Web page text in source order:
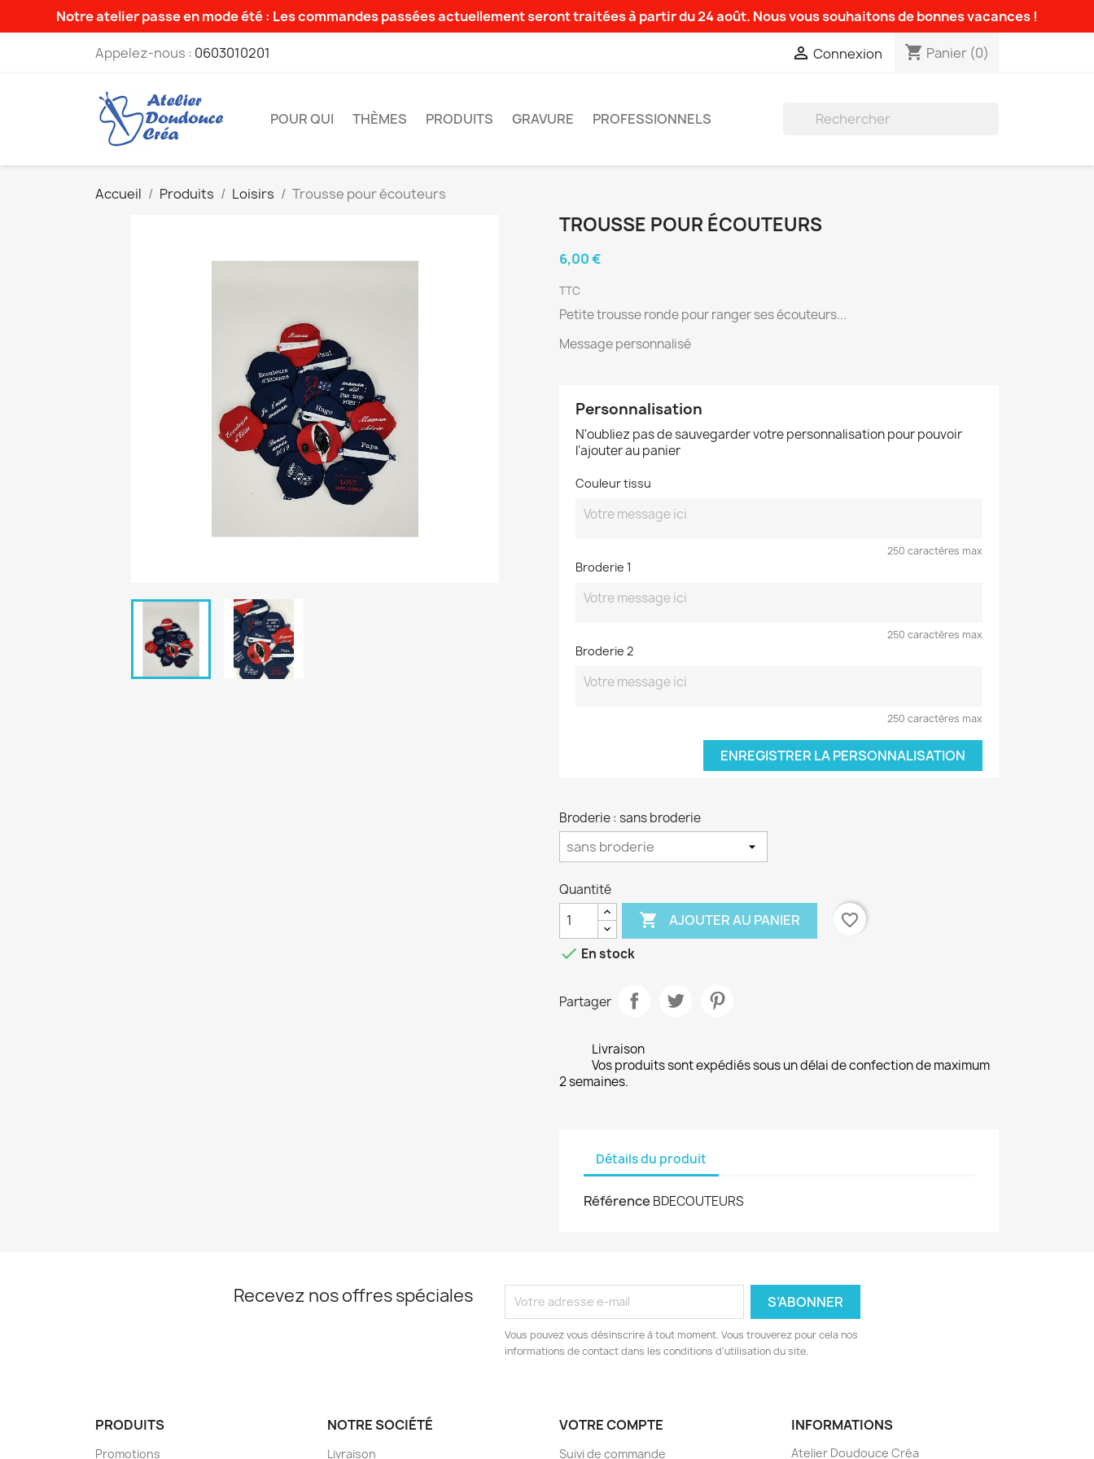
Notre atelier passe en mode été : Les commandes passées actuellement seront traitées à partir du 24 août. Nous vous souhaitons de bonnes vacances !
Appelez-nous : 0603010201  Connexion shopping_cart Panier (0)
POUR QUI THÈMES PRODUITS GRAVURE PROFESSIONNELS
Accueil Produits Loisirs Trousse pour écouteurs
TROUSSE POUR ÉCOUTEURS
6,00 €
TTC
Petite trousse ronde pour ranger ses écouteurs...
Message personnalisé
Personnalisation
N'oubliez pas de sauvegarder votre personnalisation pour pouvoir
l'ajouter au panier
Couleur tissu
250 caractères max
Broderie 1
250 caractères max
Broderie 2
250 caractères max
ENREGISTRER LA PERSONNALISATION
Broderie : sans broderie
Quantité
 AJOUTER AU PANIER
favorite_border
 En stock
Partager
Livraison
Vos produits sont expédiés sous un délai de confection de maximum
2 semaines.
Détails du produit
Référence BDECOUTEURS
Recevez nos offres spéciales
Vous pouvez vous désinscrire à tout moment. Vous trouverez pour cela nos
informations de contact dans les conditions d'utilisation du site.
PRODUITS
Promotions
NOTRE SOCIÉTÉ
Livraison
VOTRE COMPTE
Suivi de commande
INFORMATIONS
Atelier Doudouce Créa